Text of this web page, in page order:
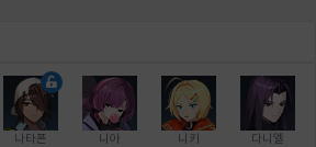
나타폰 니아 니키 다니엘